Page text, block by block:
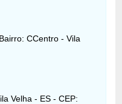
CCentro - Vila
Velha - ES - CEP: